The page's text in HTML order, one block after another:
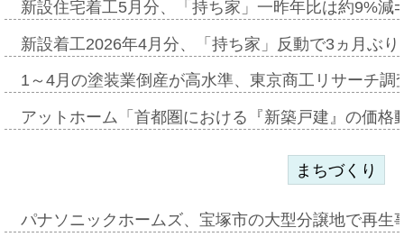
新設住宅着工5月分、「持ち家」一昨年比は約9%
新設着工2026年4月分、「持ち家」反動で3ヵ月ぶ
1～4月の塗装業倒産が高水準、東京商工リサーチ
アットホーム「首都圏における『新築戸建』の価
まちづくり
パナソニックホームズ、宝塚市の大型分譲地で再